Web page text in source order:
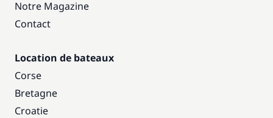
Notre Magazine
Contact
Location de bateaux
Corse
Bretagne
Croatie